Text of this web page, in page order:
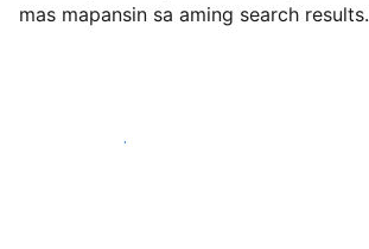
mas mapansin sa aming search results.
Magsimula ngayon